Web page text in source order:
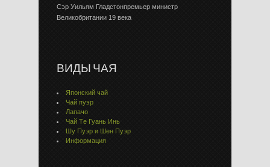
Сэр Уильям Гладстонпремьер министр
Великобритании 19 века
ВИДЫ ЧАЯ
Японский чай
Чай пуэр
Лапачо
Чай Тe Гуaнь Инь
Шу Пуэр и Шен Пуэр
Информация